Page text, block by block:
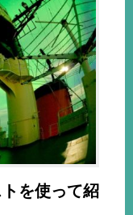
を使って紹